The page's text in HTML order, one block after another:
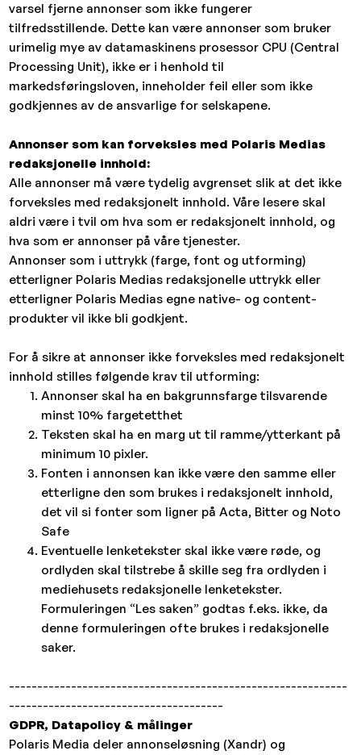
varsel fjerne annonser som ikke fungerer
tilfredsstillende. Dette kan være annonser som bruker
urimelig mye av datamaskinens prosessor CPU (Central
Processing Unit), ikke er i henhold til
markedsføringsloven, inneholder feil eller som ikke
godkjennes av de ansvarlige for selskapene.
Annonser som kan forveksles med Polaris Medias
redaksjonelle innhold:
Alle annonser må være tydelig avgrenset slik at det ikke
forveksles med redaksjonelt innhold. Våre lesere skal
aldri være i tvil om hva som er redaksjonelt innhold, og
hva som er annonser på våre tjenester.
Annonser som i uttrykk (farge, font og utforming)
etterligner Polaris Medias redaksjonelle uttrykk eller
etterligner Polaris Medias egne native- og content-
produkter vil ikke bli godkjent.
For å sikre at annonser ikke forveksles med redaksjonelt
innhold stilles følgende krav til utforming:
Annonser skal ha en bakgrunnsfarge tilsvarende
minst 10% fargetetthet
Teksten skal ha en marg ut til ramme/ytterkant på
minimum 10 pixler.
Fonten i annonsen kan ikke være den samme eller
etterligne den som brukes i redaksjonelt innhold,
det vil si fonter som ligner på Acta, Bitter og Noto
Safe
Eventuelle lenketekster skal ikke være røde, og
ordlyden skal tilstrebe å skille seg fra ordlyden i
mediehusets redaksjonelle lenketekster.
Formuleringen “Les saken” godtas f.eks. ikke, da
denne formuleringen ofte brukes i redaksjonelle
saker.
------------------------------------------------------------
--------------------------------------
GDPR, Datapolicy & målinger
Polaris Media deler annonseløsning (Xandr) og